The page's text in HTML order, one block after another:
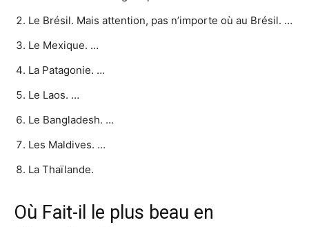
Le Brésil. Mais attention, pas n’importe où au Brésil. …
Le Mexique. …
La Patagonie. …
Le Laos. …
Le Bangladesh. …
Les Maldives. …
La Thaïlande.
Où Fait-il le plus beau en